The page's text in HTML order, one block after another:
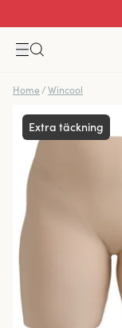
Home / Wincool
Extra täckning